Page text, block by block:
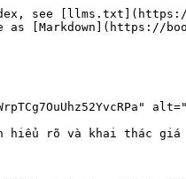
see
[Markdown](https://
hiểu rõ và khai thác